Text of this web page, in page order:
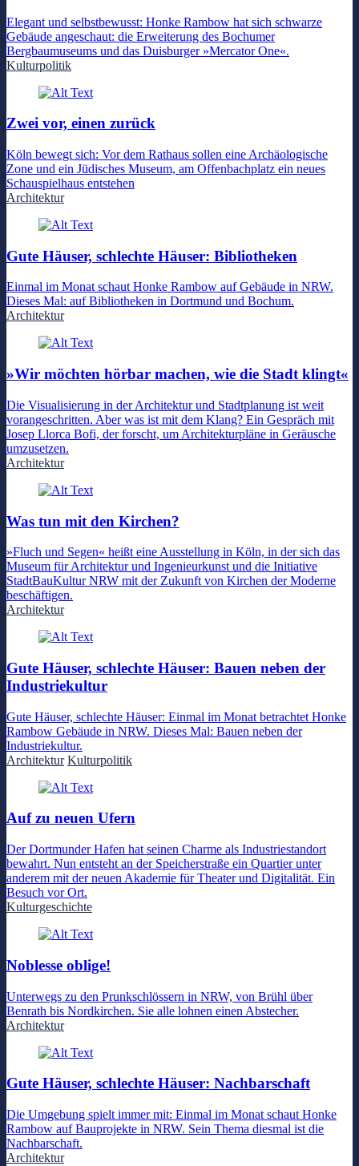
Elegant und selbstbewusst: Honke Rambow hat sich schwarze
Gebäude angeschaut: die Erweiterung des Bochumer
Bergbaumuseums und das Duisburger »Mercator One«.
Kulturpolitik
Zwei vor, einen zurück
Köln bewegt sich: Vor dem Rathaus sollen eine Archäologische
Zone und ein Jüdisches Museum, am Offenbachplatz ein neues
Schauspielhaus entstehen
Architektur
Gute Häuser, schlechte Häuser: Bibliotheken
Einmal im Monat schaut Honke Rambow auf Gebäude in NRW.
Dieses Mal: auf Bibliotheken in Dortmund und Bochum.
Architektur
»Wir möchten hörbar machen, wie die Stadt klingt«
Die Visualisierung in der Architektur und Stadtplanung ist weit
vorangeschritten. Aber was ist mit dem Klang? Ein Gespräch mit
Josep Llorca Bofi, der forscht, um Architekturpläne in Geräusche
umzusetzen.
Architektur
Was tun mit den Kirchen?
»Fluch und Segen« heißt eine Ausstellung in Köln, in der sich das
Museum für Architektur und Ingenieurkunst und die Initiative
StadtBauKultur NRW mit der Zukunft von Kirchen der Moderne
beschäftigen.
Architektur
Gute Häuser, schlechte Häuser: Bauen neben der
Industriekultur
Gute Häuser, schlechte Häuser: Einmal im Monat betrachtet Honke
Rambow Gebäude in NRW. Dieses Mal: Bauen neben der
Industriekultur.
Architektur Kulturpolitik
Auf zu neuen Ufern
Der Dortmunder Hafen hat seinen Charme als Industriestandort
bewahrt. Nun entsteht an der Speicherstraße ein Quartier unter
anderem mit der neuen Akademie für Theater und Digitalität. Ein
Besuch vor Ort.
Kulturgeschichte
Noblesse oblige!
Unterwegs zu den Prunkschlössern in NRW, von Brühl über
Benrath bis Nordkirchen. Sie alle lohnen einen Abstecher.
Architektur
Gute Häuser, schlechte Häuser: Nachbarschaft
Die Umgebung spielt immer mit: Einmal im Monat schaut Honke
Rambow auf Bauprojekte in NRW. Sein Thema diesmal ist die
Nachbarschaft.
Architektur